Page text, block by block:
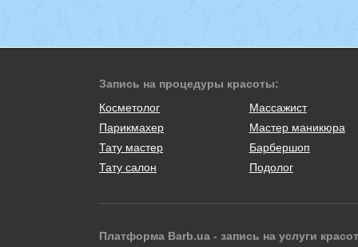
Запись на процедуры красоты:
Косметолог
Массажист
Парикмахер
Мастер маникюра
Тату мастер
Барбершоп
Тату салон
Подолог
Платформа Barb.ua - запись на услуги